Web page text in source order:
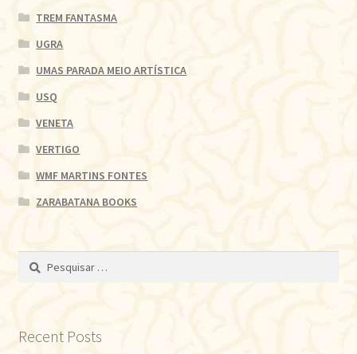
TREM FANTASMA
UGRA
UMAS PARADA MEIO ARTÍSTICA
USQ
VENETA
VERTIGO
WMF MARTINS FONTES
ZARABATANA BOOKS
Pesquisar
Recent Posts